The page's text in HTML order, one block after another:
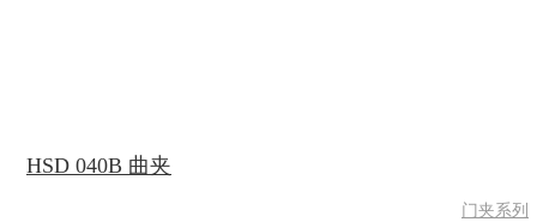
HSD 040B 曲夹
门夹系列